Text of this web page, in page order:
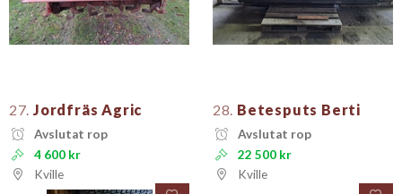
27. Jordfräs Agric
Avslutat rop
4 600 kr
Kville
28. Betesputs Berti
Avslutat rop
22 500 kr
Kville